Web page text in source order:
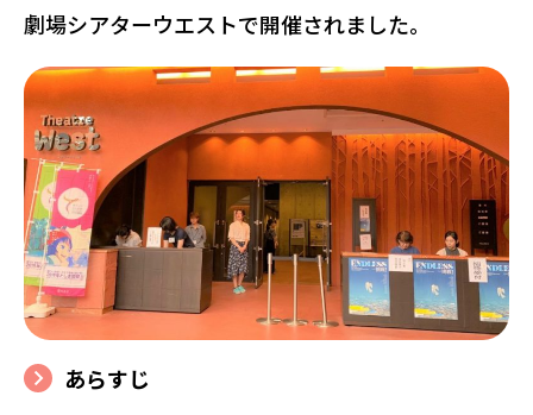
劇場シアターウエストで開催されました。
あらすじ